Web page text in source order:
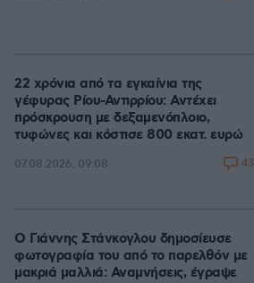
22 χρόνια από τα εγκαίνια της
γέφυρας Ρίου-Αντιρρίου: Αντέχει
πρόσκρουση με δεξαμενόπλοιο,
τυφώνες και κόστισε 800 εκατ. ευρώ
07.08.2026, 09:08 43
Ο Γιάννης Στάνκογλου δημοσίευσε
φωτογραφία του από το παρελθόν με
μακριά μαλλιά: Αναμνήσεις, έγραψε